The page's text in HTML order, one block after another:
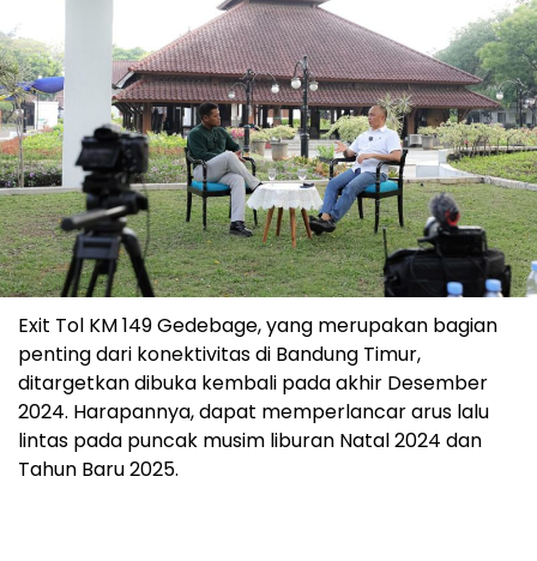
Exit Tol KM 149 Gedebage, yang merupakan bagian
penting dari konektivitas di Bandung Timur,
ditargetkan dibuka kembali pada akhir Desember
2024. Harapannya, dapat memperlancar arus lalu
lintas pada puncak musim liburan Natal 2024 dan
Tahun Baru 2025.